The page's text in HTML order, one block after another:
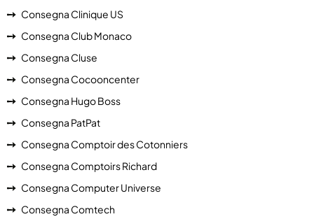
Consegna Clinique US
Consegna Club Monaco
Consegna Cluse
Consegna Cocooncenter
Consegna Hugo Boss
Consegna PatPat
Consegna Comptoir des Cotonniers
Consegna Comptoirs Richard
Consegna Computer Universe
Consegna Comtech